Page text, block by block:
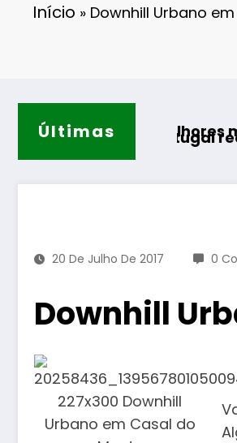
Início » Downhill Urbano
Últimas
os melhores momentos do
Portugal realiza primeira
20 De Julho De 2017 0
Downhill